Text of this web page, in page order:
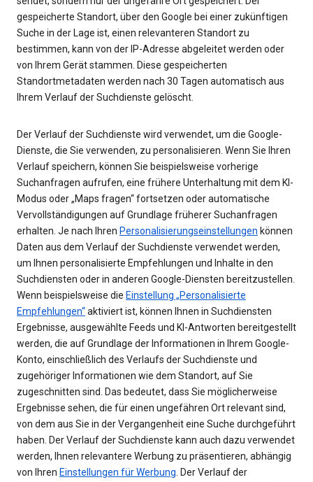
gespeicherte Standort, über den Google bei einer zukünftigen
Suche in der Lage ist, einen relevanteren Standort zu
bestimmen, kann von der IP-Adresse abgeleitet werden oder
von Ihrem Gerät stammen. Diese gespeicherten
Standortmetadaten werden nach 30 Tagen automatisch aus
Ihrem Verlauf der Suchdienste gelöscht.
Der Verlauf der Suchdienste wird verwendet, um die Google-
Dienste, die Sie verwenden, zu personalisieren. Wenn Sie Ihren
Verlauf speichern, können Sie beispielsweise vorherige
Suchanfragen aufrufen, eine frühere Unterhaltung mit dem KI-
Modus oder „Maps fragen“ fortsetzen oder automatische
Vervollständigungen auf Grundlage früherer Suchanfragen
erhalten. Je nach Ihren Personalisierungseinstellungen können
Daten aus dem Verlauf der Suchdienste verwendet werden,
um Ihnen personalisierte Empfehlungen und Inhalte in den
Suchdiensten oder in anderen Google-Diensten bereitzustellen.
Wenn beispielsweise die Einstellung „Personalisierte
Empfehlungen“aktiviert ist, können Ihnen in Suchdiensten
Ergebnisse, ausgewählte Feeds und KI-Antworten bereitgestellt
werden, die auf Grundlage der Informationen in Ihrem Google-
Konto, einschließlich des Verlaufs der Suchdienste und
zugehöriger Informationen wie dem Standort, auf Sie
zugeschnitten sind. Das bedeutet, dass Sie möglicherweise
Ergebnisse sehen, die für einen ungefähren Ort relevant sind,
von dem aus Sie in der Vergangenheit eine Suche durchgeführt
haben. Der Verlauf der Suchdienste kann auch dazu verwendet
werden, Ihnen relevantere Werbung zu präsentieren, abhängig
von Ihren Einstellungen für Werbung. Der Verlauf der